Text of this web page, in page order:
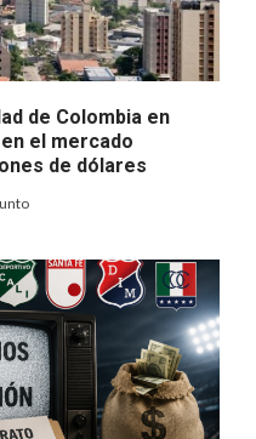
de Colombia en
el mercado
de dólares